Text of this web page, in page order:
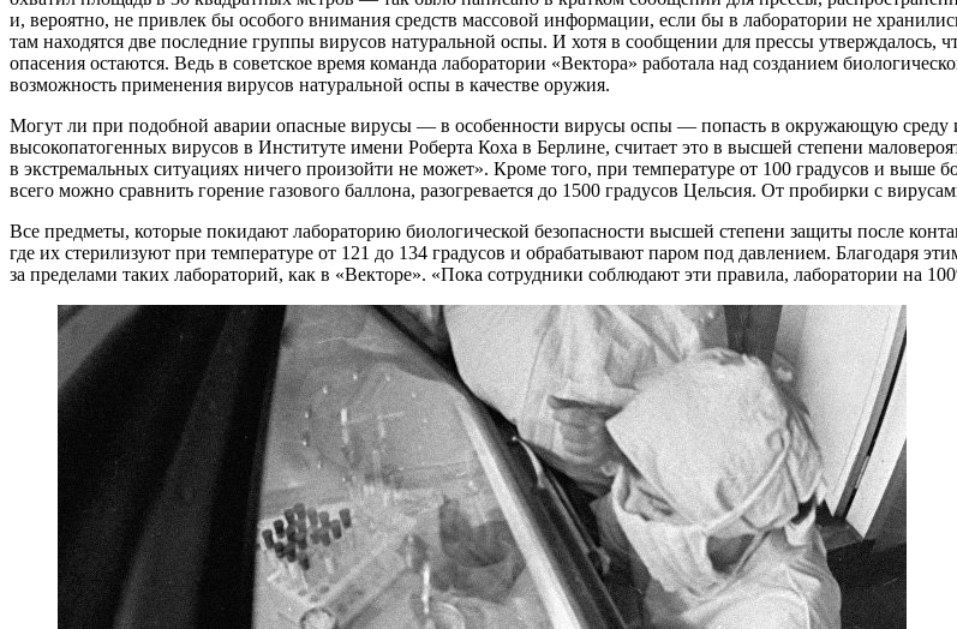
и, вероятно, не привлек бы особого внимания средств массовой информации, если бы в лаборатории не
там находятся две последние группы вирусов натуральной оспы. И хотя в сообщении для прессы утверждалось,
опасения остаются. Ведь в советское время команда лаборатории «Вектора» работала над созданием
возможность применения вирусов натуральной оспы в качестве оружия.
Могут ли при подобной аварии опасные вирусы — в особенности вирусы оспы — попасть в окружающую среду
высокопатогенных вирусов в Институте имени Роберта Коха в Берлине, считает это в высшей степени
в экстремальных ситуациях ничего произойти не может». Кроме того, при температуре от 100 градусов и выше
всего можно сравнить горение газового баллона, разогревается до 1500 градусов Цельсия. От пробирки с
Все предметы, которые покидают лабораторию биологической безопасности высшей степени защиты после
где их стерилизуют при температуре от 121 до 134 градусов и обрабатывают паром под давлением. Благодаря
за пределами таких лабораторий, как в «Векторе». «Пока сотрудники соблюдают эти правила, лаборатории на